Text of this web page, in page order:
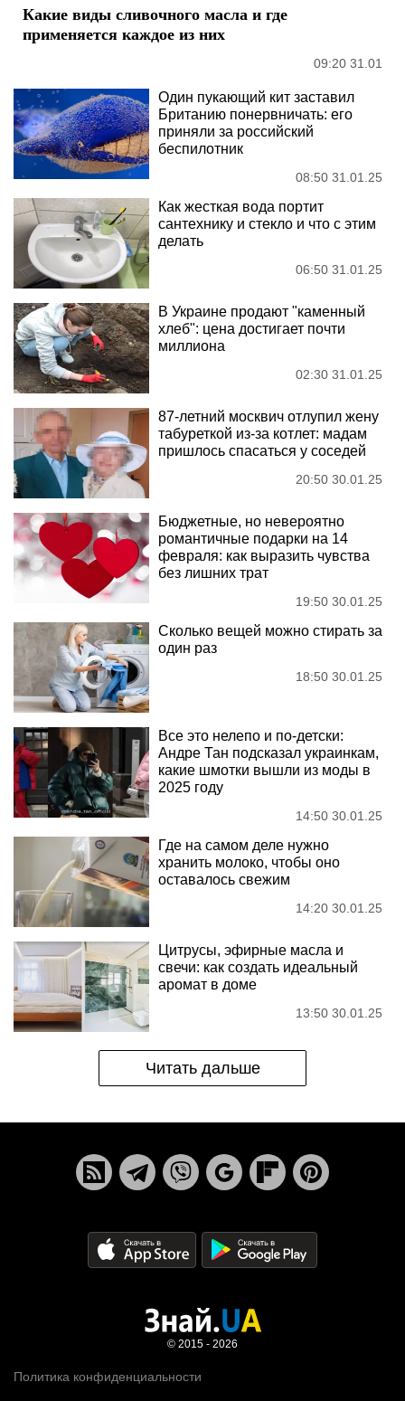
Какие виды сливочного масла и где
применяется каждое из них
09:20 31.01
Один пукающий кит заставил
Британию понервничать: его
приняли за российский
беспилотник
08:50 31.01.25
Как жесткая вода портит
сантехнику и стекло и что с этим
делать
06:50 31.01.25
В Украине продают "каменный
хлеб": цена достигает почти
миллиона
02:30 31.01.25
87-летний москвич отлупил жену
табуреткой из-за котлет: мадам
пришлось спасаться у соседей
20:50 30.01.25
Бюджетные, но невероятно
романтичные подарки на 14
февраля: как выразить чувства
без лишних трат
19:50 30.01.25
Сколько вещей можно стирать за
один раз
18:50 30.01.25
Все это нелепо и по-детски:
Андре Тан подсказал украинкам,
какие шмотки вышли из моды в
2025 году
14:50 30.01.25
Где на самом деле нужно
хранить молоко, чтобы оно
оставалось свежим
14:20 30.01.25
Цитрусы, эфирные масла и
свечи: как создать идеальный
аромат в доме
13:50 30.01.25
Читать дальше
Политика конфиденциальности
© 2015 - 2026